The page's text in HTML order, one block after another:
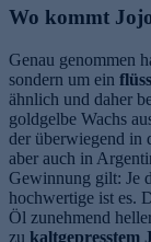
Wo kommt
Genau genommen
sondern um ein
ähnlich und daher
goldgelbe Wachs
der überwiegend in
aber auch in
Gewinnung gilt: Je
hochwertige ist es.
Öl zunehmend
zu kaltgepresstem